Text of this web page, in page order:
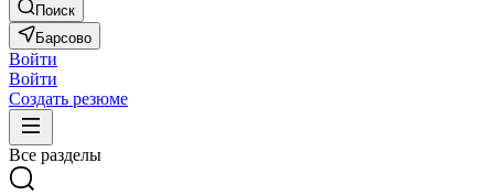
Поиск
Барсово
Войти
Войти
Создать резюме
Все разделы